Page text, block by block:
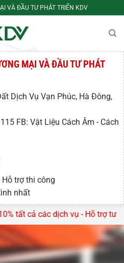
VÀ ĐẦU TƯ PHÁT TRIỂN KDV
MẠI VÀ ĐẦU TƯ PHÁT
Dịch Vụ Vạn Phúc, Hà Đông,
FB: Vật Liệu Cách Âm - Cách
trợ thi công
nhất
vụ - Hỗ trợ tư vấn, lên thiết kế